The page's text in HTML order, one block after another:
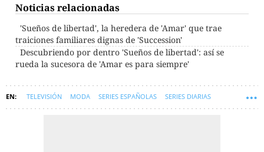
Noticias relacionadas
'Sueños de libertad', la heredera de 'Amar' que trae
traiciones familiares dignas de 'Succession'
Descubriendo por dentro 'Sueños de libertad': así se
rueda la sucesora de 'Amar es para siempre'
TELEVISIÓN MODA SERIES ESPAÑOLAS SERIES DIARIAS